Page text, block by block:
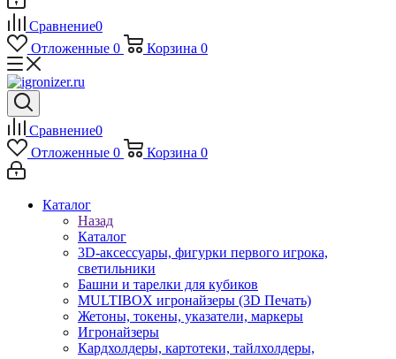
Сравнение0
Отложенные 0 Корзина 0
Сравнение0
Отложенные 0 Корзина 0
Каталог
Назад
Каталог
3D-аксессуары, фигурки первого игрока,
светильники
Башни и тарелки для кубиков
MULTIBOX игронайзеры (3D Печать)
Жетоны, токены, указатели, маркеры
Игронайзеры
Кардхолдеры, картотеки, тайлхолдеры,